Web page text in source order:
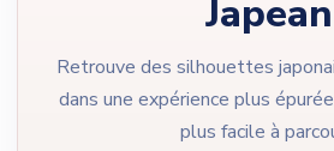
Japean
Retrouve des silhouettes
dans une expérience plus
plus facile à